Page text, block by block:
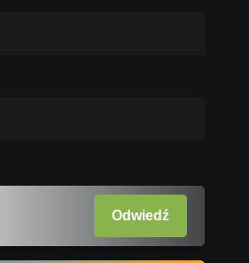
Odwiedź